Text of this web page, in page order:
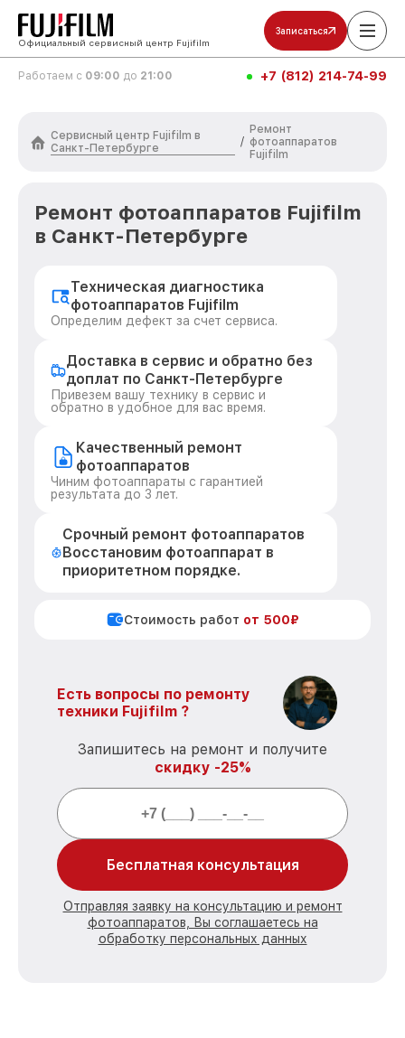
Официальный сервисный центр Fujifilm
Записаться
Работаем с 09:00 до 21:00 +7 (812) 214-74-99
Сервисный центр Fujifilm в
Санкт-Петербурге
/
Ремонт
фотоаппаратов
Fujifilm
Ремонт фотоаппаратов Fujifilm
в Санкт-Петербурге
Техническая диагностика
фотоаппаратов Fujifilm
Определим дефект за счет сервиса.
Доставка в сервис и обратно без
доплат по Санкт-Петербурге
Привезем вашу технику в сервис и
обратно в удобное для вас время.
Качественный ремонт
фотоаппаратов
Чиним фотоаппараты с гарантией
результата до 3 лет.
Срочный ремонт фотоаппаратов
Восстановим фотоаппарат в
приоритетном порядке.
Стоимость работ от 500₽
Есть вопросы по ремонту
техники Fujifilm ?
Запишитесь на ремонт и получите
скидку -25%
Бесплатная консультация
Отправляя заявку на консультацию и ремонт
фотоаппаратов, Вы соглашаетесь на
обработку персональных данных